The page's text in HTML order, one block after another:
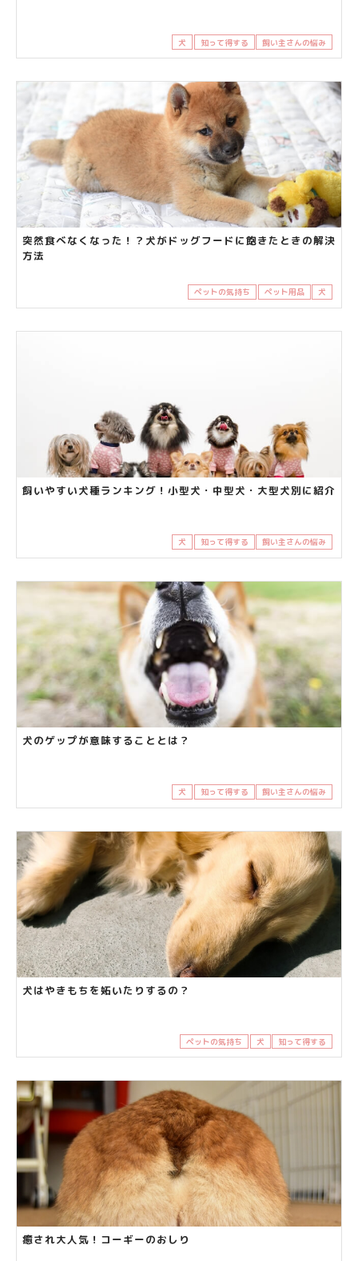
犬 知って得する 飼い主さんの悩み
突然食べなくなった！？犬がドッグフードに飽きたときの解決
方法
ペットの気持ち ペット用品 犬
飼いやすい犬種ランキング！小型犬・中型犬・大型犬別に紹介
犬 知って得する 飼い主さんの悩み
犬のゲップが意味することとは？
犬 知って得する 飼い主さんの悩み
犬はやきもちを妬いたりするの？
ペットの気持ち 犬 知って得する
癒され大人気！コーギーのおしり